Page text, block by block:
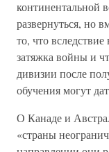
континентальной
развернуться, но
то, что
затяжка войны и
дивизии после
обучения могут
О Канаде и
«страны